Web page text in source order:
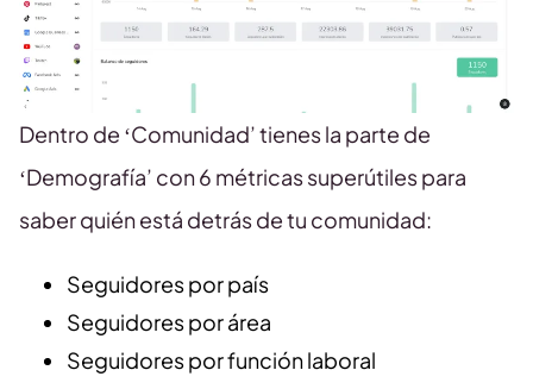
Dentro de ‘Comunidad’ tienes la parte de
‘Demografía’ con 6 métricas superútiles para
saber quién está detrás de tu comunidad:
Seguidores por país
Seguidores por área
Seguidores por función laboral